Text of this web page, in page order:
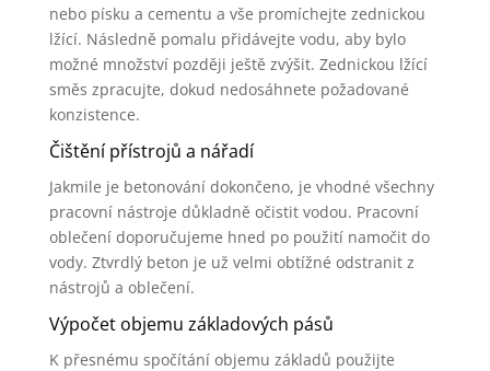
nebo písku a cementu a vše promíchejte zednickou
lžící. Následně pomalu přidávejte vodu, aby bylo
možné množství později ještě zvýšit. Zednickou lžící
směs zpracujte, dokud nedosáhnete požadované
konzistence.
Čištění přístrojů a nářadí
Jakmile je betonování dokončeno, je vhodné všechny
pracovní nástroje důkladně očistit vodou. Pracovní
oblečení doporučujeme hned po použití namočit do
vody. Ztvrdlý beton je už velmi obtížné odstranit z
nástrojů a oblečení.
Výpočet objemu základových pásů
K přesnému spočítání objemu základů použijte